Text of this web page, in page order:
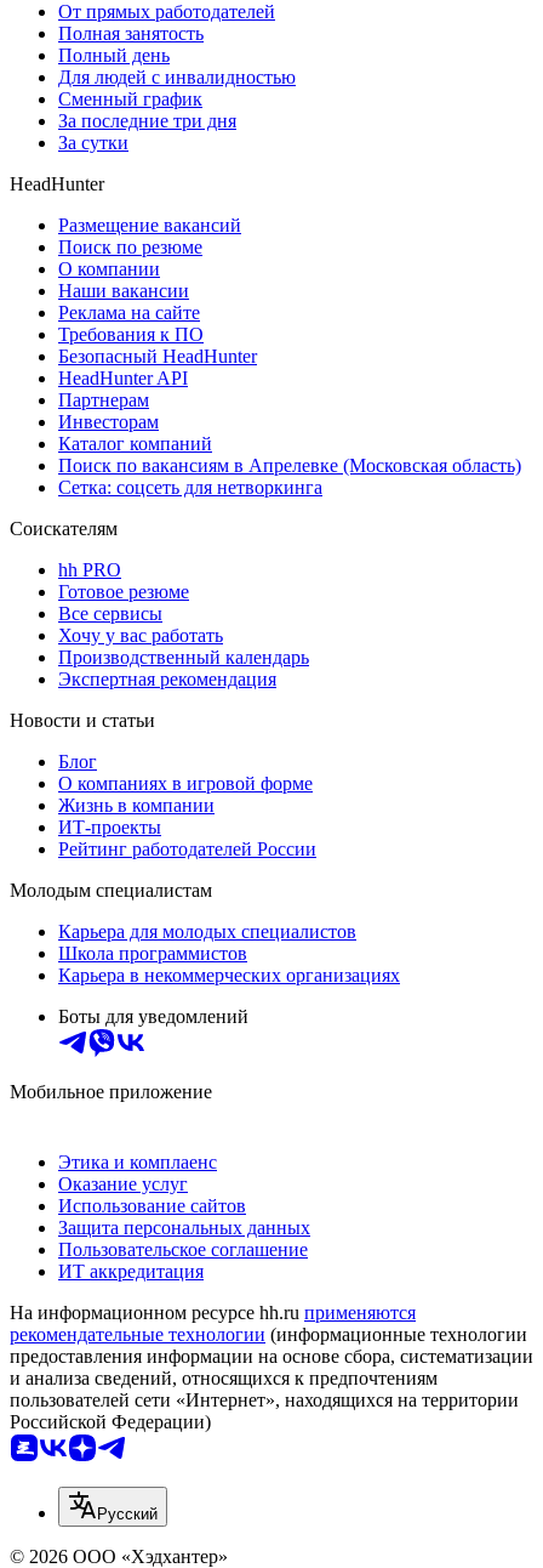
От прямых работодателей
Полная занятость
Полный день
Для людей с инвалидностью
Сменный график
За последние три дня
За сутки
HeadHunter
Размещение вакансий
Поиск по резюме
О компании
Наши вакансии
Реклама на сайте
Требования к ПО
Безопасный HeadHunter
HeadHunter API
Партнерам
Инвесторам
Каталог компаний
Поиск по вакансиям в Апрелевке (Московская область)
Сетка: соцсеть для нетворкинга
Соискателям
hh PRO
Готовое резюме
Все сервисы
Хочу у вас работать
Производственный календарь
Экспертная рекомендация
Новости и статьи
Блог
О компаниях в игровой форме
Жизнь в компании
ИТ-проекты
Рейтинг работодателей России
Молодым специалистам
Карьера для молодых специалистов
Школа программистов
Карьера в некоммерческих организациях
Боты для уведомлений
Мобильное приложение
Этика и комплаенс
Оказание услуг
Использование сайтов
Защита персональных данных
Пользовательское соглашение
ИТ аккредитация
На информационном ресурсе hh.ru применяются
рекомендательные технологии (информационные технологии
предоставления информации на основе сбора, систематизации
и анализа сведений, относящихся к предпочтениям
пользователей сети «Интернет», находящихся на территории
Российской Федерации)
Русский
© 2026 ООО «Хэдхантер»